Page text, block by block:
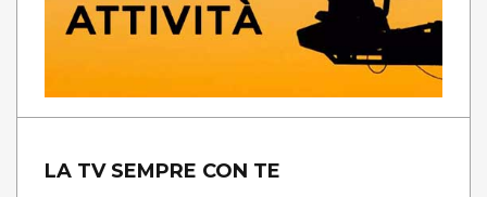
LA TV SEMPRE CON TE